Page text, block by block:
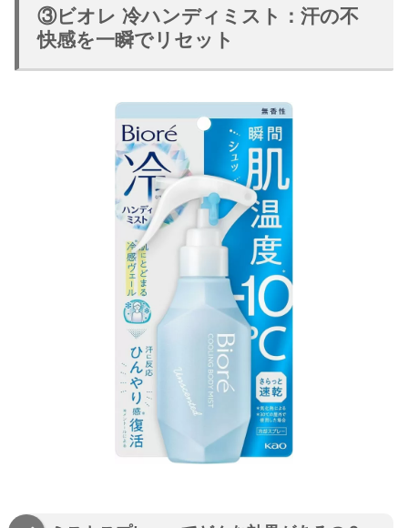
③ビオレ 冷ハンディミスト：汗の不
快感を一瞬でリセット